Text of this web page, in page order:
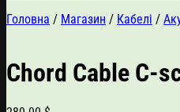
Головна / Магазин / Кабелі /
Chord Cable C-